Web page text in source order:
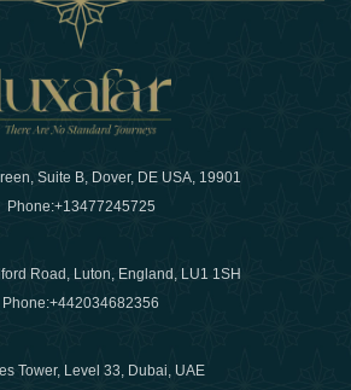
Suite B, Dover, DE USA, 19901
Phone:+13477245725
Road, Luton, England, LU1 1SH
Phone:+442034682356
Tower, Level 33, Dubai, UAE